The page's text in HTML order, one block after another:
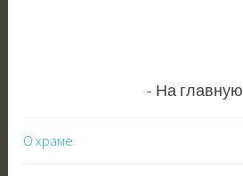
На главную
О храме